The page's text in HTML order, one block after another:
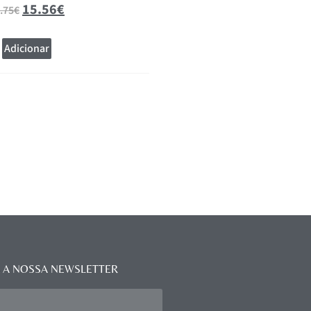
€ 15.56€
Adicionar
NOSSA NEWSLETTER